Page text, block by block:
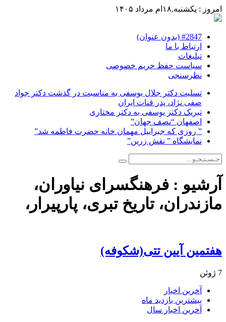
امروز : یکشنبه,۱۸ام مرداد ۱۴۰۵
#2847 (بدون عنوان)
ارتباط با ما
تبلیغات
سیاست حفظ حریم خصوصی
نظرسنجی
تسلیت دکتر جلال یوسفی به مناسبت در گذشت دکتر جواد
صفی نژاد، پدر قنات ایران
تبریک دکتر یوسفی به دکتر مختاری
اصفهان “نصف جهان”
” روزی که جبراییل مهمان خانه حضرت فاطمه شد”
نمایشگاه ” نقش زرین”
آرشیو : فرهنگسرای نیاوران،
مازندران، تاریخ تبری، پارپیرار،
هفتمین آیین تتی(شکوفه)
7 ژوئن
آخرین اخبار
بیشترین بازدید ماه
آخرین اخبار سال